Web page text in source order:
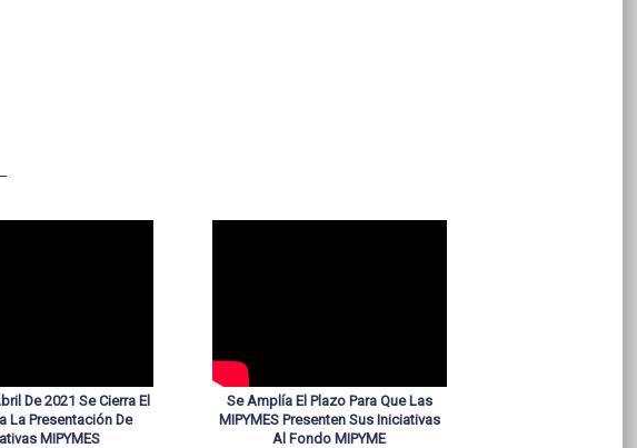
De 2021 Se Cierra El
La Presentación De
MIPYMES
Se Amplía El Plazo Para Que Las
MIPYMES Presenten Sus Iniciativas
Al Fondo MIPYME